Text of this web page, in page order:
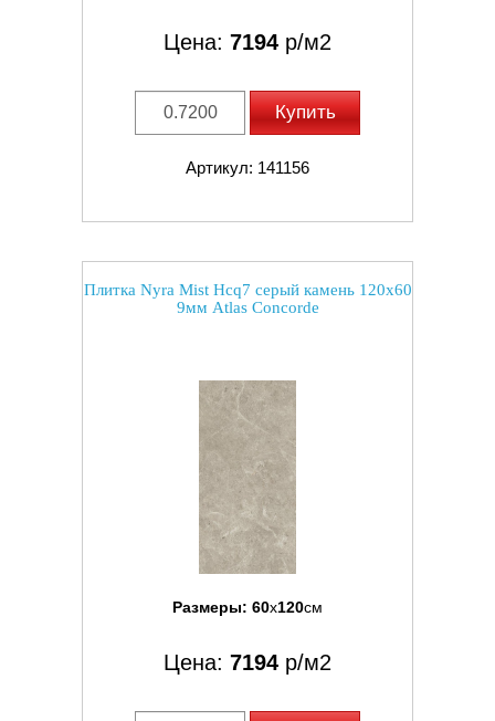
Цена: 7194 р/м2
Купить
Артикул: 141156
Плитка Nyra Mist Hcq7 серый камень 120x60
9мм Atlas Concorde
Размеры: 60x120см
Цена: 7194 р/м2